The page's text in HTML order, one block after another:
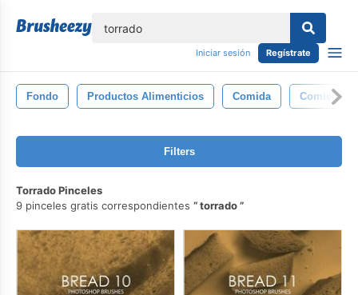
Iniciar sesión Regístrate
Fondo Productos Alimenticios Comida Comiendo
Filters
Torrado Pinceles
9 pinceles gratis correspondientes
torrado